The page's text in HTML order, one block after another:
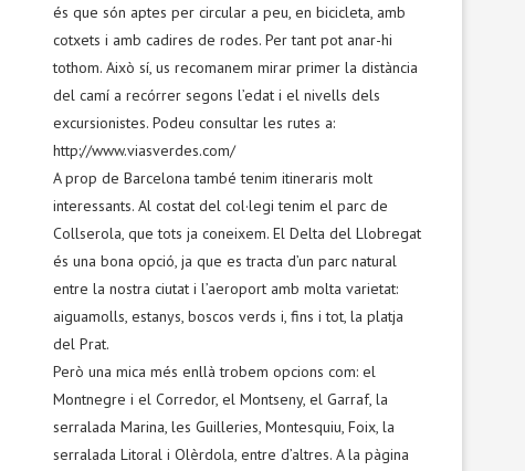
és que són aptes per circular a peu, en bicicleta, amb
cotxets i amb cadires de rodes. Per tant pot anar-hi
tothom. Això sí, us recomanem mirar primer la distància
del camí a recórrer segons l’edat i el nivells dels
excursionistes. Podeu consultar les rutes a:
http://www.viasverdes.com/
A prop de Barcelona també tenim itineraris molt
interessants. Al costat del col·legi tenim el parc de
Collserola, que tots ja coneixem. El Delta del Llobregat
és una bona opció, ja que es tracta d’un parc natural
entre la nostra ciutat i l’aeroport amb molta varietat:
aiguamolls, estanys, boscos verds i, fins i tot, la platja
del Prat.
Però una mica més enllà trobem opcions com: el
Montnegre i el Corredor, el Montseny, el Garraf, la
serralada Marina, les Guilleries, Montesquiu, Foix, la
serralada Litoral i Olèrdola, entre d’altres. A la pàgina